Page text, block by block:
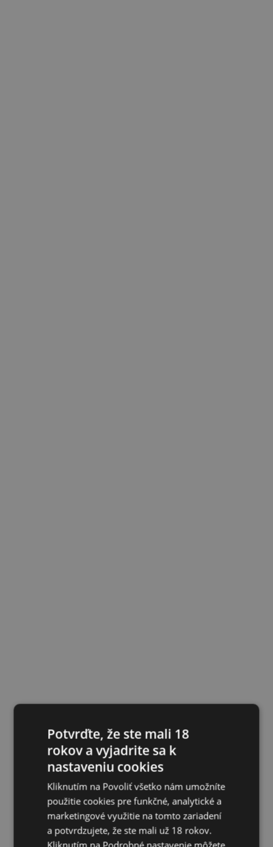
Potvrďte, že ste mali 18
rokov a vyjadrite sa k
nastaveniu cookies
Kliknutím na Povoliť všetko nám umožníte
použitie cookies pre funkčné, analytické a
marketingové využitie na tomto zariadení
a potvrdzujete, že ste mali už 18 rokov.